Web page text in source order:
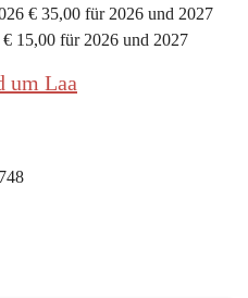
€ 35,00 für 2026 und 2027
15,00 für 2026 und 2027
um Laa